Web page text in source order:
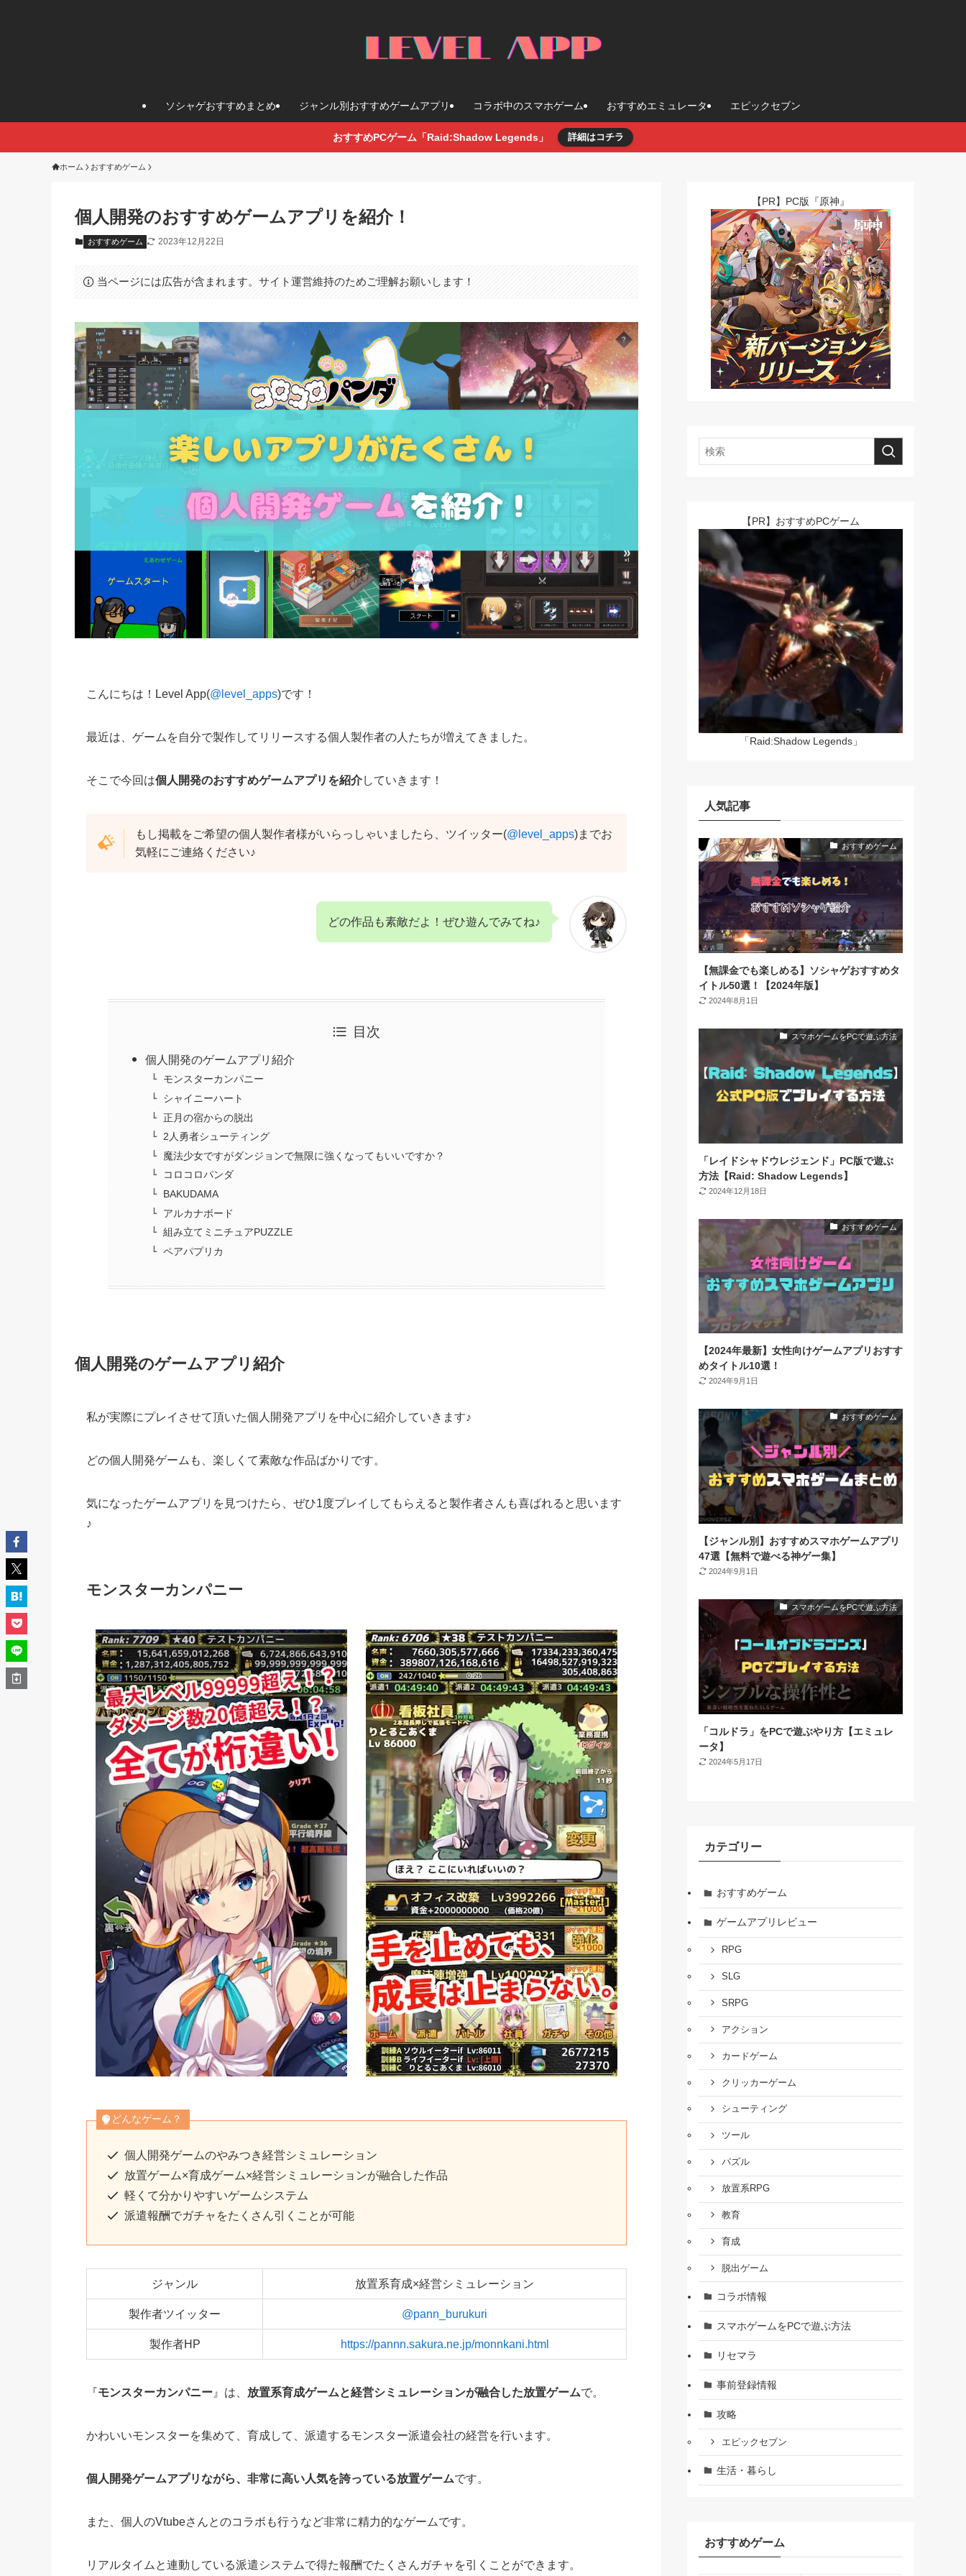
ソシャゲおすすめまとめ ジャンル別おすすめゲームアプリ コラボ中のスマホゲーム おすすめエミュレータ エピックセブン
おすすめPCゲーム「Raid:Shadow Legends」 詳細はコチラ
ホーム おすすめゲーム
個人開発のおすすめゲームアプリを紹介！
おすすめゲーム 2023年12月22日
当ページには広告が含まれます。サイト運営維持のためご理解お願いします！
こんにちは！Level App(@level_apps)です！
最近は、ゲームを自分で製作してリリースする個人製作者の人たちが増えてきました。
そこで今回は個人開発のおすすめゲームアプリを紹介していきます！
もし掲載をご希望の個人製作者様がいらっしゃいましたら、ツイッター(@level_apps)までお
気軽にご連絡ください♪
どの作品も素敵だよ！ぜひ遊んでみてね♪
目次
個人開発のゲームアプリ紹介
モンスターカンパニー
シャイニーハート
正月の宿からの脱出
2人勇者シューティング
魔法少女ですがダンジョンで無限に強くなってもいいですか？
コロコロパンダ
BAKUDAMA
アルカナボード
組み立てミニチュアPUZZLE
ペアパプリカ
個人開発のゲームアプリ紹介
私が実際にプレイさせて頂いた個人開発アプリを中心に紹介していきます♪
どの個人開発ゲームも、楽しくて素敵な作品ばかりです。
気になったゲームアプリを見つけたら、ぜひ1度プレイしてもらえると製作者さんも喜ばれると思います
♪
モンスターカンパニー
どんなゲーム？
個人開発ゲームのやみつき経営シミュレーション
放置ゲーム×育成ゲーム×経営シミュレーションが融合した作品
軽くて分かりやすいゲームシステム
派遣報酬でガチャをたくさん引くことが可能
ジャンル 放置系育成×経営シミュレーション
製作者ツイッター @pann_burukuri
製作者HP https://pannn.sakura.ne.jp/monnkani.html
『モンスターカンパニー 』は、 放置系育成ゲームと経営シミュレーションが融合した放置ゲームで。
かわいいモンスターを集めて、育成して、派遣するモンスター派遣会社の経営を行います。
個人開発ゲームアプリながら、非常に高い人気を誇っている放置ゲームです。
また、個人のVtubeさんとのコラボも行うなど非常に精力的なゲームです。
リアルタイムと連動している派遣システムで得た報酬でたくさんガチャを引くことができます。
【PR】PC版『原神』
【PR】おすすめPCゲーム
「Raid:Shadow Legends」
人気記事
おすすめゲーム
【無課金でも楽しめる】ソシャゲおすすめタ
イトル50選！【2024年版】
2024年8月1日
スマホゲームをPCで遊ぶ方法
「レイドシャドウレジェンド」PC版で遊ぶ
方法【Raid: Shadow Legends】
2024年12月18日
おすすめゲーム
【2024年最新】女性向けゲームアプリおすす
めタイトル10選！
2024年9月1日
おすすめゲーム
【ジャンル別】おすすめスマホゲームアプリ
47選【無料で遊べる神ゲー集】
2024年9月1日
スマホゲームをPCで遊ぶ方法
「コルドラ」をPCで遊ぶやり方【エミュレ
ータ】
2024年5月17日
カテゴリー
おすすめゲーム
ゲームアプリレビュー
RPG
SLG
SRPG
アクション
カードゲーム
クリッカーゲーム
シューティング
ツール
パズル
放置系RPG
教育
育成
脱出ゲーム
コラボ情報
スマホゲームをPCで遊ぶ方法
リセマラ
事前登録情報
攻略
エピックセブン
生活・暮らし
おすすめゲーム